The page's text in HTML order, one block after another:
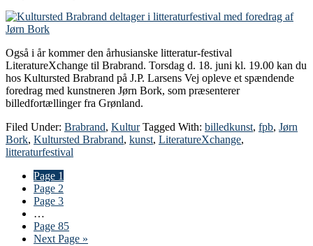
Også i år kommer den århusianske litteratur-festival
LiteratureXchange til Brabrand. Torsdag d. 18. juni kl. 19.00 kan du
hos Kultursted Brabrand på J.P. Larsens Vej opleve et spændende
foredrag med kunstneren Jørn Bork, som præsenterer
billedfortællinger fra Grønland.
Filed Under: Brabrand, Kultur Tagged With: billedkunst, fpb, Jørn
Bork, Kultursted Brabrand, kunst, LiteratureXchange,
litteraturfestival
Page 1
Page 2
Page 3
…
Page 85
Next Page »